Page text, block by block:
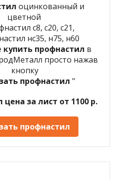
оцинкованный и
цветной
с8, с20, с21,
нс35, н75, н60
купить профнастил в
просто нажав
кнопку
профнастил "
за лист от 1100 р.
профнастил